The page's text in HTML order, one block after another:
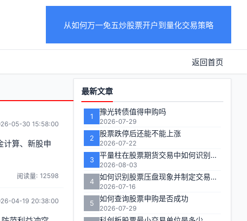
从如何万一免五炒股票开户到量化交易策略
返回首页
05-30 15:58:00
计算、新股申
阅读量: 12598
04-19 20:38:00
功
能
区
最新文章
1 豫光转债值得申购吗
2026-07-29
2 股票跌停后还能不能上涨
2026-07-22
3 平量柱在股票期货交易中如何识别关键信号？
2026-08-03
4 如何识别股票压盘现象并制定交易策略
2026-07-16
5 如何查询股票申购是否成功
2026-07-29